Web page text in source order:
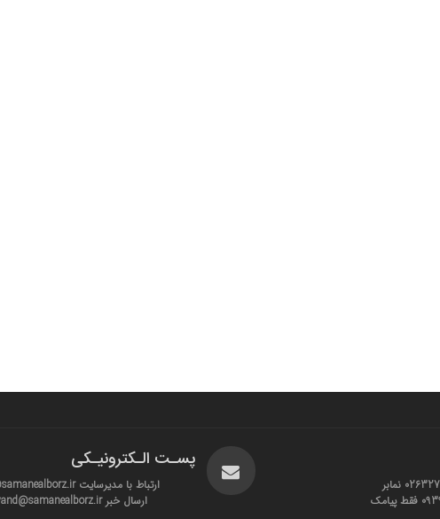
نمابر
پیامک
پسـت الـکترونیـکی
ارتباط با مدیرسایت ahmadi@samanealborz.ir
ارسال خبر shahrvand@samanealborz.ir